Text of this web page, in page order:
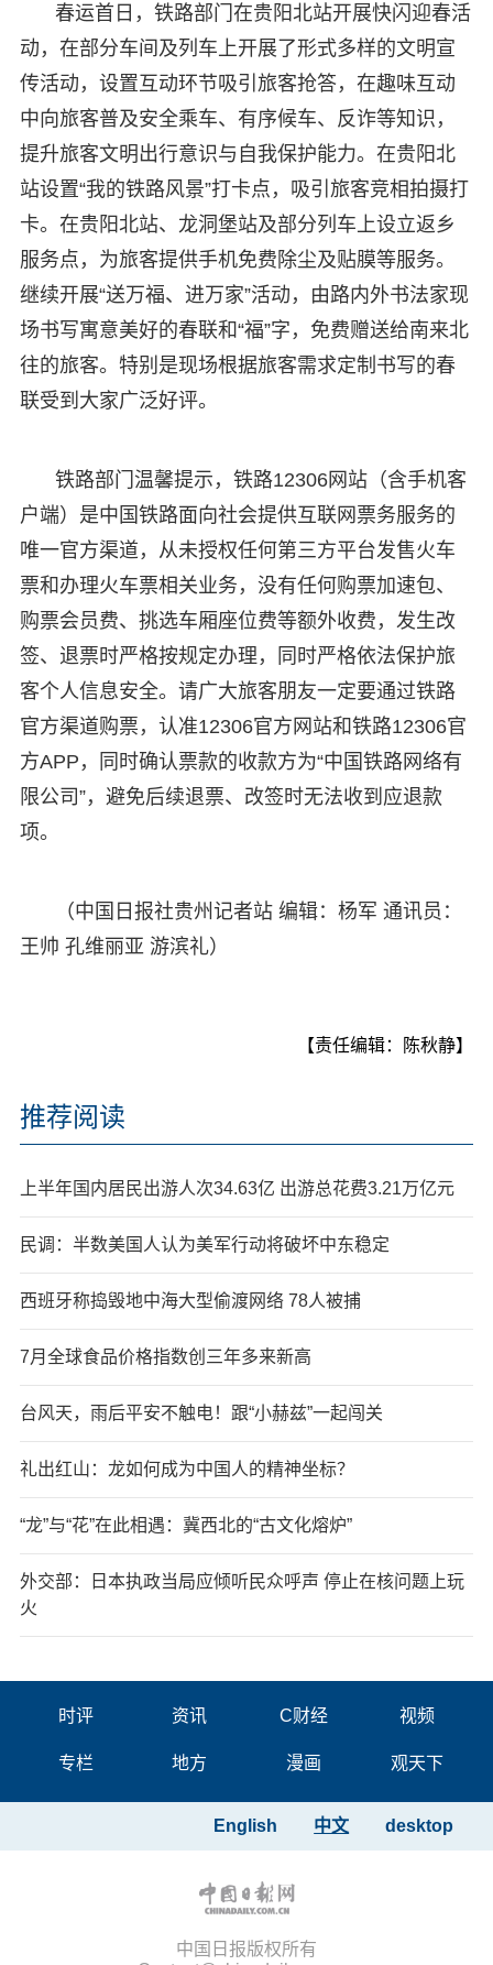
春运首日，铁路部门在贵阳北站开展快闪迎春活
动，在部分车间及列车上开展了形式多样的文明宣
传活动，设置互动环节吸引旅客抢答，在趣味互动
中向旅客普及安全乘车、有序候车、反诈等知识，
提升旅客文明出行意识与自我保护能力。在贵阳北
站设置“我的铁路风景”打卡点，吸引旅客竞相拍摄打
卡。在贵阳北站、龙洞堡站及部分列车上设立返乡
服务点，为旅客提供手机免费除尘及贴膜等服务。
继续开展“送万福、进万家”活动，由路内外书法家现
场书写寓意美好的春联和“福”字，免费赠送给南来北
往的旅客。特别是现场根据旅客需求定制书写的春
联受到大家广泛好评。
铁路部门温馨提示，铁路12306网站（含手机客
户端）是中国铁路面向社会提供互联网票务服务的
唯一官方渠道，从未授权任何第三方平台发售火车
票和办理火车票相关业务，没有任何购票加速包、
购票会员费、挑选车厢座位费等额外收费，发生改
签、退票时严格按规定办理，同时严格依法保护旅
客个人信息安全。请广大旅客朋友一定要通过铁路
官方渠道购票，认准12306官方网站和铁路12306官
方APP，同时确认票款的收款方为“中国铁路网络有
限公司”，避免后续退票、改签时无法收到应退款
项。
（中国日报社贵州记者站 编辑：杨军 通讯员：
王帅 孔维丽亚 游滨礼）
【责任编辑：陈秋静】
推荐阅读
上半年国内居民出游人次34.63亿 出游总花费3.21万亿元
民调：半数美国人认为美军行动将破坏中东稳定
西班牙称捣毁地中海大型偷渡网络 78人被捕
7月全球食品价格指数创三年多来新高
台风天，雨后平安不触电！跟“小赫兹”一起闯关
礼出红山：龙如何成为中国人的精神坐标？
“龙”与“花”在此相遇：冀西北的“古文化熔炉”
外交部：日本执政当局应倾听民众呼声 停止在核问题上玩
火
时评 资讯 C财经 视频
专栏 地方 漫画 观天下
desktop
中文
English
中国日报版权所有